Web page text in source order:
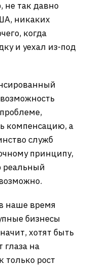
не так давно
никаких
когда
и уехал из-под
компенсацию, а
служб
принципу,
реальный
наше время
бизнесы
хотят быть
на
только рост